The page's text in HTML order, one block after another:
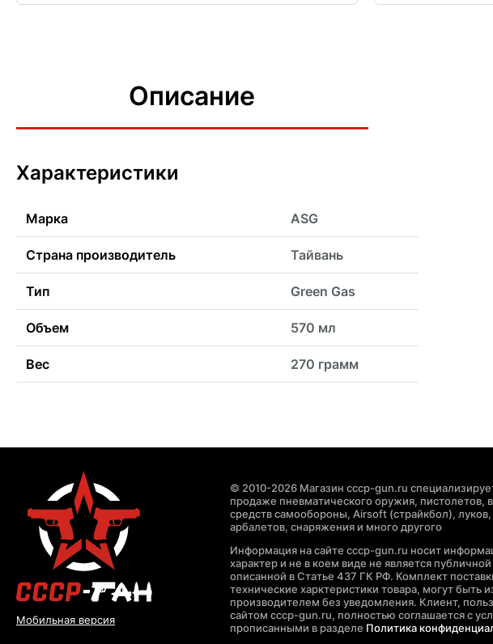
Описание
Характеристики
Марка ASG
Страна производитель Тайвань
Тип Green Gas
Объем 570 мл
Вес 270 грамм
Мобильная версия
© 2010-2026 Магазин cccp-gun.ru
продаже пневматического оружия, пистолетов,
средств самообороны, Airsoft (страйкбол), луков,
арбалетов, снаряжения и много другого
Информация на сайте cccp-gun.ru носит
характер и не в коем виде не является
описанной в Статье 437 ГК РФ. Комплект
технические харктеристики товара, могут быть
производителем без уведомления. Клиент,
сайтом cccp-gun.ru, полностью соглашается с
прописанными в разделе Политика